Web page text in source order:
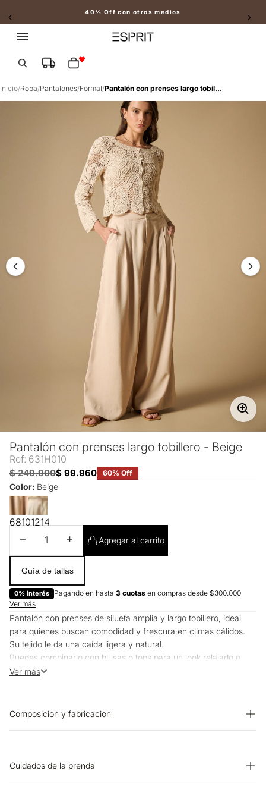
40% Off con otros medios
Slide 2 of 2
Inicio/Ropa/Pantalones/Formal/ Pantalón con prenses largo tobillero - Beige
Pantalón con prenses largo tobillero - Beige
Ref: 631H010
$ 249.900$ 99.960 60% Off
Color: Beige
68101214
Disminuir cantidadAumentar cantidad
Agregar al carrito
Guía de tallas
0% interés Pagando en hasta 3 cuotas en compras desde $300.000
Ver más
Pantalón con prenses de silueta amplia y largo tobillero, ideal
para quienes buscan comodidad y frescura en climas cálidos.
Su tejido le da una caída ligera y natural.
Puedes combinarlo con blusas o tops para un look relajado o
más elegante según la ocasión.
Ver más
Composicion y fabricacion
Cuidados de la prenda